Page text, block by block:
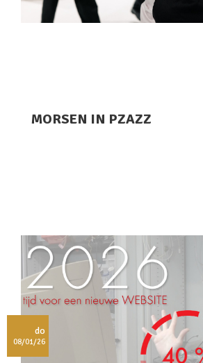
MORSEN IN PZAZZ
do
08/01/26